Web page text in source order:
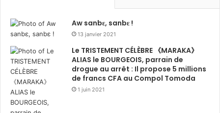
Aw sanbɛ, sanbɛ !
13 janvier 2021
Le TRISTEMENT CÉLÈBRE 《MARAKA》
ALIAS le BOURGEOIS, parrain de
drogue au arrêt : Il propose 5 millions
de francs CFA au Compol Tomoda
1 juin 2021